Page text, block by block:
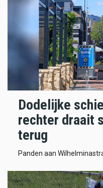
Dodelijke
rechter draait
terug
Panden aan